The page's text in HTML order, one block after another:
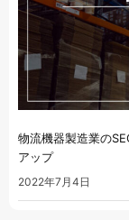
物流機器製造業の
アップ
2022年7月4日